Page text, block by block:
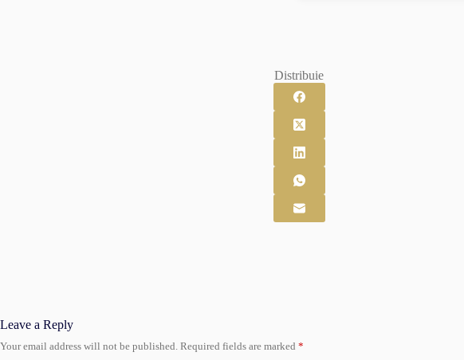
Distribuie
Leave a Reply
Your email address will not be published. Required fields are marked *